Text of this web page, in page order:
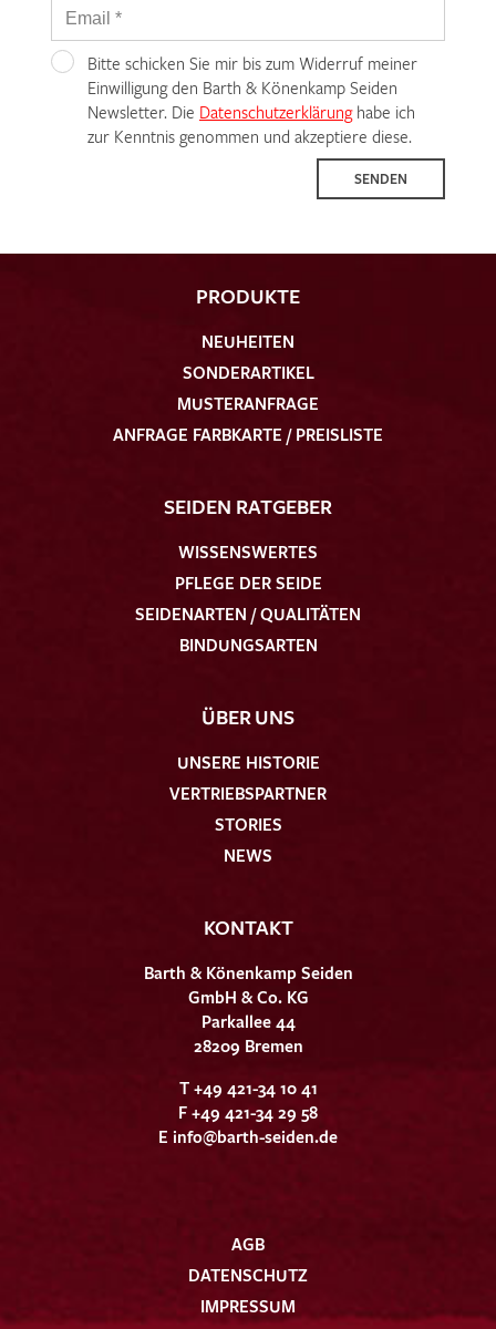
Bitte schicken Sie mir bis zum Widerruf meiner
Einwilligung den Barth & Könenkamp Seiden
Newsletter. Die Datenschutzerklärunghabe ich
zur Kenntnis genommen und akzeptiere diese.
SENDEN
PRODUKTE
NEUHEITEN
SONDERARTIKEL
MUSTERANFRAGE
ANFRAGE FARBKARTE / PREISLISTE
SEIDEN RATGEBER
WISSENSWERTES
PFLEGE DER SEIDE
SEIDENARTEN / QUALITÄTEN
BINDUNGSARTEN
ÜBER UNS
UNSERE HISTORIE
VERTRIEBSPARTNER
STORIES
NEWS
KONTAKT
Barth & Könenkamp Seiden
GmbH & Co. KG
Parkallee 44
28209 Bremen
T +49 421-34 10 41
F +49 421-34 29 58
E info@barth-seiden.de
AGB
DATENSCHUTZ
IMPRESSUM